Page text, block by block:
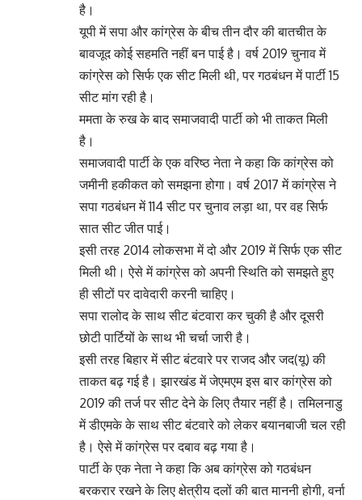
है।
यूपी में सपा और कांग्रेस के बीच तीन दौर की बातचीत के
बावजूद कोई सहमति नहीं बन पाई है। वर्ष 2019 चुनाव में
कांग्रेस को सिर्फ एक सीट मिली थी, पर गठबंधन में पार्टी 15
सीट मांग रही है।
ममता के रुख के बाद समाजवादी पार्टी को भी ताकत मिली
है।
समाजवादी पार्टी के एक वरिष्ठ नेता ने कहा कि कांग्रेस को
जमीनी हकीकत को समझना होगा। वर्ष 2017 में कांग्रेस ने
सपा गठबंधन में 114 सीट पर चुनाव लड़ा था, पर वह सिर्फ
सात सीट जीत पाई।
इसी तरह 2014 लोकसभा में दो और 2019 में सिर्फ एक सीट
मिली थी। ऐसे में कांग्रेस को अपनी स्थिति को समझते हुए
ही सीटों पर दावेदारी करनी चाहिए।
सपा रालोद के साथ सीट बंटवारा कर चुकी है और दूसरी
छोटी पार्टियों के साथ भी चर्चा जारी है।
इसी तरह बिहार में सीट बंटवारे पर राजद और जद(यू) की
ताकत बढ़ गई है। झारखंड में जेएमएम इस बार कांग्रेस को
2019 की तर्ज पर सीट देने के लिए तैयार नहीं है। तमिलनाडु
में डीएमके के साथ सीट बंटवारे को लेकर बयानबाजी चल रही
है। ऐसे में कांग्रेस पर दबाव बढ़ गया है।
पार्टी के एक नेता ने कहा कि अब कांग्रेस को गठबंधन
बरकरार रखने के लिए क्षेत्रीय दलों की बात माननी होगी, वर्ना